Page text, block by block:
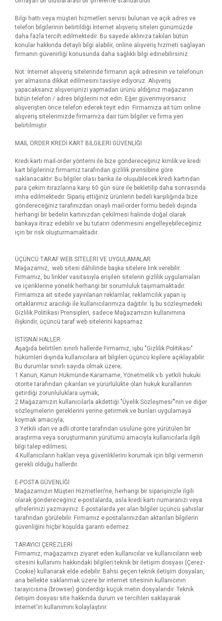
Bilgi hattı veya müşteri hizmetleri servisi bulunan ve açık adres ve
telefon bilgilerinin belirtildiği İnternet alışveriş siteleri günümüzde
daha fazla tercih edilmektedir. Bu sayede aklınıza takılan bütün
konular hakkında detaylı bilgi alabilir, online alışveriş hizmeti sağlayan
firmanın güvenirliği konusunda daha sağlıklı bilgi edinebilirsiniz.
Not: İnternet alışveriş sitelerinde firmanın açık adresinin ve telefonun
yer almasına dikkat edilmesini tavsiye ediyoruz. Alışveriş
yapacaksanız alışverişinizi yapmadan ürünü aldığınız mağazanın
bütün telefon / adres bilgilerini not edin. Eğer güvenmiyorsanız
alışverişten önce telefon ederek teyit edin. Firmamıza ait tüm online
alışveriş sitelerimizde firmamıza dair tüm bilgiler ve firma yeri
belirtilmiştir.
MAİL ORDER KREDİ KART BİLGİLERİ GÜVENLİĞİ
Kredi kartı mail-order yöntemi ile bize göndereceğiniz kimlik ve kredi
kart bilgileriniz firmamız tarafından gizlilik prensibine göre
saklanacaktır. Bu bilgiler olası banka ile oluşubilecek kredi kartından
para çekim itirazlarına karşı 60 gün süre ile bekletilip daha sonrasında
imha edilmektedir. Sipariş ettiğiniz ürünlerin bedeli karşılığında bize
göndereceğiniz tarafınızdan onaylı mail-order formu bedeli dışında
herhangi bir bedelin kartınızdan çekilmesi halinde doğal olarak
bankaya itiraz edebilir ve bu tutarın ödenmesini engelleyebileceğiniz
için bir risk oluşturmamaktadır.
ÜÇÜNCÜ TARAF WEB SİTELERİ VE UYGULAMALAR
Mağazamız, web sitesi dâhilinde başka sitelere link verebilir.
Firmamız, bu linkler vasıtasıyla erişilen sitelerin gizlilik uygulamaları
ve içeriklerine yönelik herhangi bir sorumluluk taşımamaktadır.
Firmamıza ait sitede yayınlanan reklamlar, reklamcılık yapan iş
ortaklarımız aracılığı ile kullanıcılarımıza dağıtılır. İş bu sözleşmedeki
Gizlilik Politikası Prensipleri, sadece Mağazamızın kullanımına
ilişkindir, üçüncü taraf web sitelerini kapsamaz.
İSTİSNAİ HALLER
Aşağıda belirtilen sınırlı hallerde Firmamız, işbu "Gizlilik Politikası"
hükümleri dışında kullanıcılara ait bilgileri üçüncü kişilere açıklayabilir.
Bu durumlar sınırlı sayıda olmak üzere;
1.Kanun, Kanun Hükmünde Kararname, Yönetmelik v.b. yetkili hukuki
otorite tarafından çıkarılan ve yürürlülükte olan hukuk kurallarının
getirdiği zorunluluklara uymak;
2.Mağazamızın kullanıcılarla akdettiği "Üyelik Sözleşmesi"'nin ve diğer
sözleşmelerin gereklerini yerine getirmek ve bunları uygulamaya
koymak amacıyla;
3.Yetkili idari ve adli otorite tarafından usulüne göre yürütülen bir
araştırma veya soruşturmanın yürütümü amacıyla kullanıcılarla ilgili
bilgi talep edilmesi;
4.Kullanıcıların hakları veya güvenliklerini korumak için bilgi vermenin
gerekli olduğu hallerdir.
E-POSTA GÜVENLİĞİ
Mağazamızın Müşteri Hizmetleri’ne, herhangi bir siparişinizle ilgili
olarak göndereceğiniz e-postalarda, asla kredi kartı numaranızı veya
şifrelerinizi yazmayınız. E-postalarda yer alan bilgiler üçüncü şahıslar
tarafından görülebilir. Firmamız e-postalarınızdan aktarılan bilgilerin
güvenliğini hiçbir koşulda garanti edemez.
TARAYICI ÇEREZLERİ
Firmamız, mağazamızı ziyaret eden kullanıcılar ve kullanıcıların web
sitesini kullanımı hakkındaki bilgileri teknik bir iletişim dosyası (Çerez-
Cookie) kullanarak elde edebilir. Bahsi geçen teknik iletişim dosyaları,
ana bellekte saklanmak üzere bir internet sitesinin kullanıcının
tarayıcısına (browser) gönderdiği küçük metin dosyalarıdır. Teknik
iletişim dosyası site hakkında durum ve tercihleri saklayarak
İnternet'in kullanımını kolaylaştırır.